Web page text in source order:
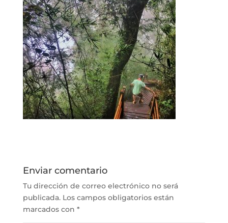
Enviar comentario
Tu dirección de correo electrónico no será
publicada. Los campos obligatorios están
marcados con *